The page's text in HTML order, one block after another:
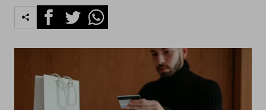
FacebookTwitterWhatsapp